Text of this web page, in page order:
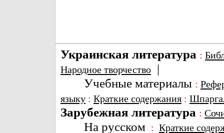
Украинская литература :
Народное творчество |
Учебные материалы :
языку : Краткие содержания :
Зарубежная литература :
На русском : Краткие